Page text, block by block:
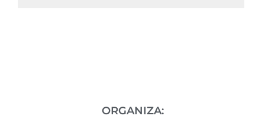
ORGANIZA: